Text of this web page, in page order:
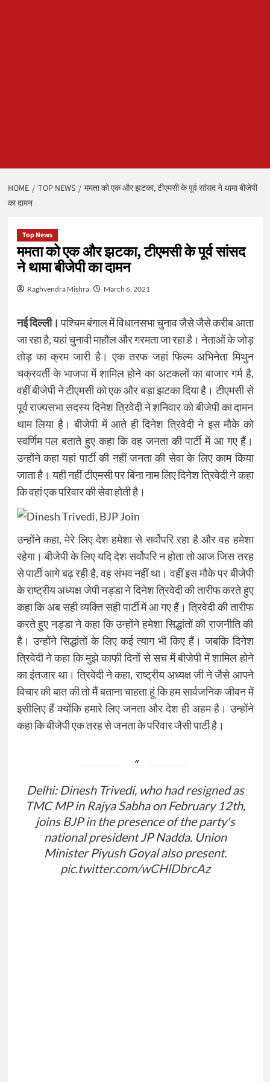
HOME TOP NEWS
ममता को एक और झटका, टीएमसी के पूर्व सांसद ने थामा बीजेपी
का दामन
Top News
ममता को एक और झटका, टीएमसी के पूर्व सांसद
ने थामा बीजेपी का दामन
Raghvendra Mishra March 6, 2021
नई दिल्ली। पश्चिम बंगाल में विधानसभा चुनाव जैसे जैसे करीब आता
जा रहा है, यहां चुनावी माहौल और गरमता जा रहा है। नेताओं के जोड़
तोड़ का क्रम जारी है। एक तरफ जहां फिल्म अभिनेता मिथुन
चक्रवर्ती के भाजपा में शामिल होने का अटकलों का बाजार गर्म है,
वहीं बीजेपी ने टीएमसी को एक और बड़ा झटका दिया है। टीएमसी से
पूर्व राज्यसभा सदस्य दिनेश त्रिवेदी ने शनिवार को बीजेपी का दामन
थाम लिया है। बीजेपी में आते ही दिनेश त्रिवेदी ने इस मौके को
स्वर्णिम पल बताते हुए कहा कि वह जनता की पार्टी में आ गए हैं।
उन्होंने कहा यहां पार्टी की नहीं जनता की सेवा के लिए काम किया
जाता है। यही नहीं टीएमसी पर बिना नाम लिए दिनेश त्रिवेदी ने कहा
कि वहां एक परिवार की सेवा होती है।
उन्होंने कहा, मेरे लिए देश हमेशा से सर्वोपरि रहा है और वह हमेशा
रहेगा। बीजेपी के लिए यदि देश सर्वोपरि न होता तो आज जिस तरह
से पार्टी आगे बढ़ रही है, वह संभव नहीं था। वहीं इस मौके पर बीजेपी
के राष्ट्रीय अध्यक्ष जेपी नड्डा ने दिनेश त्रिवेदी की तारीफ करते हुए
कहा कि अब सही व्यक्ति सही पार्टी में आ गए हैं। त्रिवेदी की तारीफ
करते हुए नड्डा ने कहा कि उन्होंने हमेशा सिद्धांतों की राजनीति की
है। उन्होंने सिद्धांतों के लिए कई त्याग भी किए हैं। जबकि दिनेश
त्रिवेदी ने कहा कि मुझे काफी दिनों से सच में बीजेपी में शामिल होने
का इंतजार था। त्रिवेदी ने कहा, राष्ट्रीय अध्यक्ष जी ने जैसे आपने
विचार की बात की तो मैं बताना चाहता हूं कि हम सार्वजनिक जीवन में
इसीलिए हैं क्योंकि हमारे लिए जनता और देश ही अहम है। उन्होंने
कहा कि बीजेपी एक तरह से जनता के परिवार जैसी पार्टी है।
Delhi: Dinesh Trivedi, who had resigned as
TMC MP in Rajya Sabha on February 12th,
joins BJP in the presence of the party's
national president JP Nadda. Union
Minister Piyush Goyal also present.
pic.twitter.com/wCHlDbrcAz